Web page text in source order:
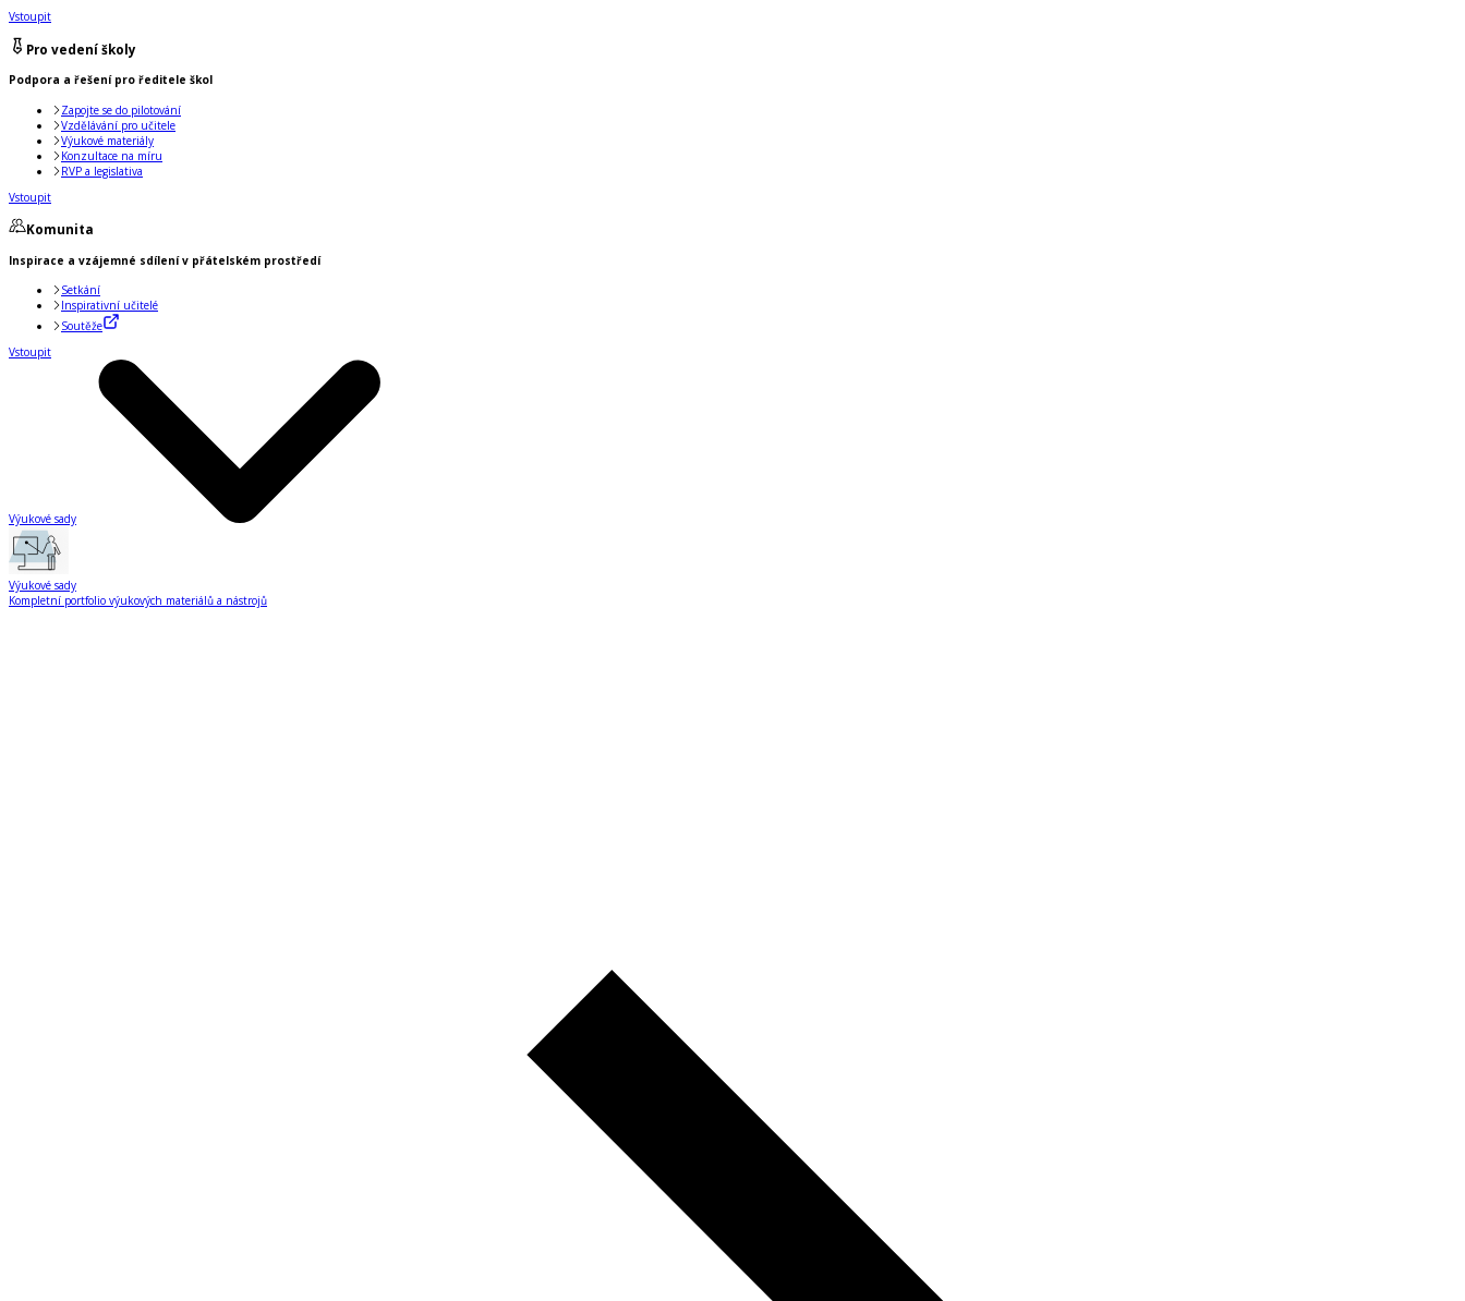
Vstoupit
Pro vedení školy
Podpora a řešení pro ředitele škol
Zapojte se do pilotování
Vzdělávání pro učitele
Výukové materiály
Konzultace na míru
RVP a legislativa
Vstoupit
Komunita
Inspirace a vzájemné sdílení v přátelském prostředí
Setkání
Inspirativní učitelé
Soutěže
Vstoupit
Výukové sady
Výukové sady
Kompletní portfolio výukových materiálů a nástrojů